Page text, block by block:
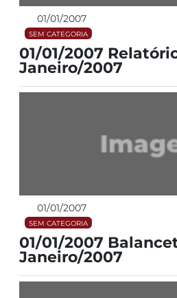
01/01/2007
SEM CATEGORIA
01/01/2007
Janeiro/2007
01/01/2007
SEM CATEGORIA
01/01/2007
Janeiro/2007